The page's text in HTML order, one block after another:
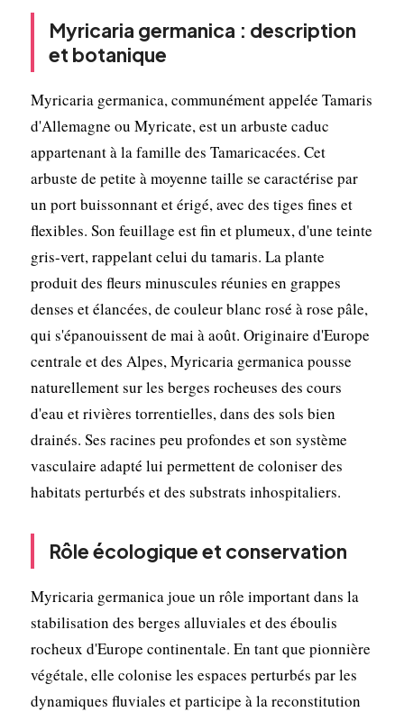
Myricaria germanica : description
et botanique
Myricaria germanica, communément appelée Tamaris
d'Allemagne ou Myricate, est un arbuste caduc
appartenant à la famille des Tamaricacées. Cet
arbuste de petite à moyenne taille se caractérise par
un port buissonnant et érigé, avec des tiges fines et
flexibles. Son feuillage est fin et plumeux, d'une teinte
gris-vert, rappelant celui du tamaris. La plante
produit des fleurs minuscules réunies en grappes
denses et élancées, de couleur blanc rosé à rose pâle,
qui s'épanouissent de mai à août. Originaire d'Europe
centrale et des Alpes, Myricaria germanica pousse
naturellement sur les berges rocheuses des cours
d'eau et rivières torrentielles, dans des sols bien
drainés. Ses racines peu profondes et son système
vasculaire adapté lui permettent de coloniser des
habitats perturbés et des substrats inhospitaliers.
Rôle écologique et conservation
Myricaria germanica joue un rôle important dans la
stabilisation des berges alluviales et des éboulis
rocheux d'Europe continentale. En tant que pionnière
végétale, elle colonise les espaces perturbés par les
dynamiques fluviales et participe à la reconstitution